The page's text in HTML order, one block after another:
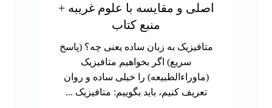
اصلی و مقایسه با علوم غریبه +
منبع کتاب
متافیزیک به زبان ساده یعنی چه؟ (پاسخ
سریع) اگر بخواهیم متافیزیک
(ماوراءالطبیعه) را خیلی ساده و روان
تعریف کنیم، باید بگوییم: متافیزیک ...